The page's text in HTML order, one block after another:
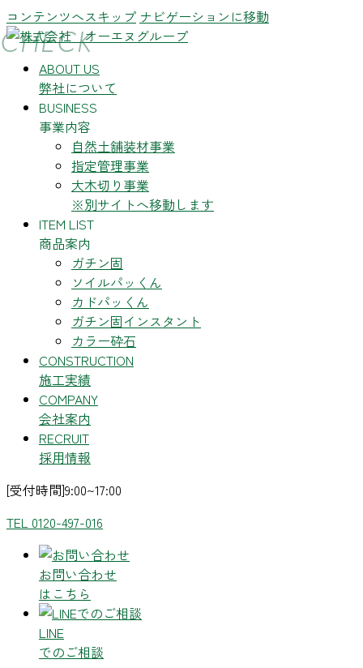
コンテンツへスキップ ナビゲーションに移動
ABOUT US
弊社について
BUSINESS
事業内容
自然土舗装材事業
指定管理事業
大木切り事業
※別サイトへ移動します
ITEM LIST
商品案内
ガチン固
ソイルパッくん
カドパッくん
ガチン固インスタント
カラー砕石
CONSTRUCTION
施工実績
COMPANY
会社案内
RECRUIT
採用情報
[受付時間]9:00~17:00
TEL 0120-497-016
お問い合わせ
はこちら
LINE
でのご相談
CHECK